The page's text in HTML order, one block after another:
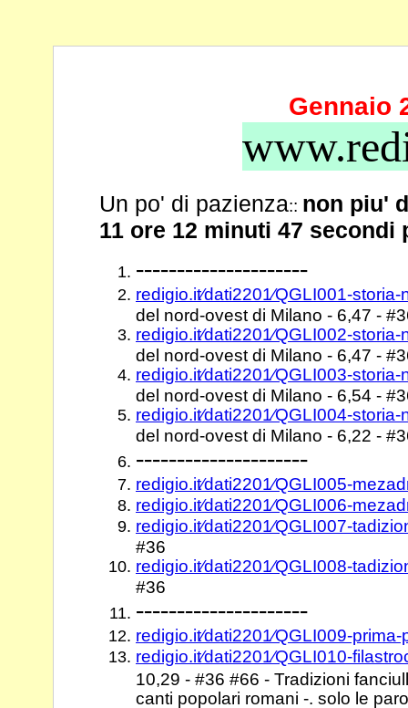
Gennaio
Un po' di pazienza:: non piu'
11 ore 12 minuti 47 secondi
---------------------
redigio.it⁄dati2201⁄QGLI001-
del nord-ovest di Milano - 6,47 -
redigio.it⁄dati2201⁄QGLI002-
del nord-ovest di Milano - 6,47 -
redigio.it⁄dati2201⁄QGLI003-
del nord-ovest di Milano - 6,54 -
redigio.it⁄dati2201⁄QGLI004-
del nord-ovest di Milano - 6,22 -
---------------------
redigio.it⁄dati2201⁄QGLI005-
redigio.it⁄dati2201⁄QGLI006-
redigio.it⁄dati2201⁄QGLI007-
#36
redigio.it⁄dati2201⁄QGLI008-
#36
---------------------
redigio.it⁄dati2201⁄QGLI009-
redigio.it⁄dati2201⁄QGLI010-
10,29 - #36 #66 - Tradizioni
canti popolari romani -. solo le